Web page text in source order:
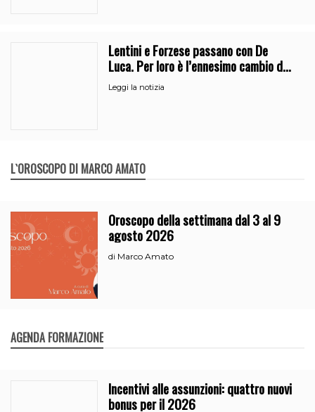
Lentini e Forzese passano con De
Luca. Per loro è l’ennesimo cambio di
partito
Leggi la notizia
L`OROSCOPO DI MARCO AMATO
Oroscopo della settimana dal 3 al 9
agosto 2026
di Marco Amato
AGENDA FORMAZIONE
Incentivi alle assunzioni: quattro nuovi
bonus per il 2026